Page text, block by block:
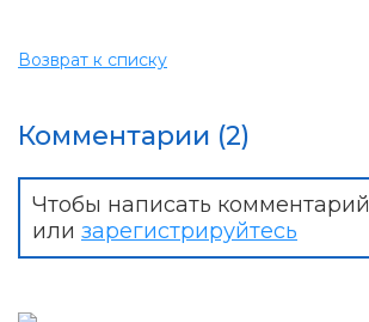
Возврат к списку
Комментарии (2)
Чтобы написать комментарий
или зарегистрируйтесь